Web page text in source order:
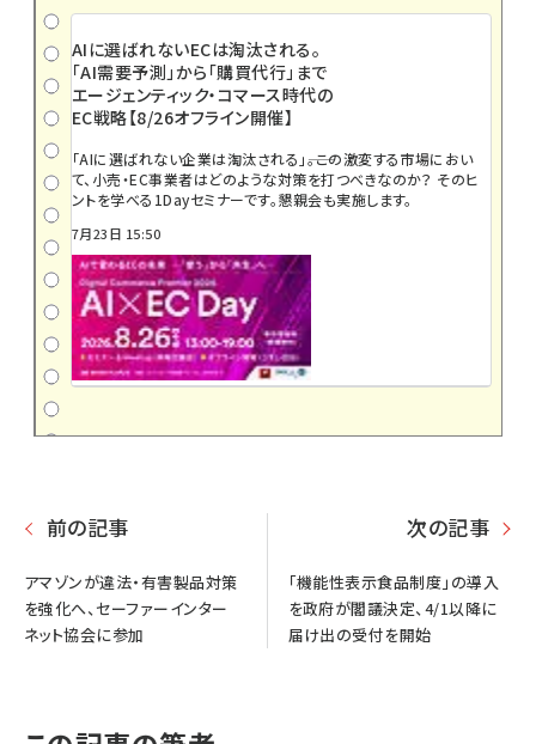
AIに選ばれないECは淘汰される。
「AI需要予測」から「購買代行」まで
エージェンティック・コマース時代の
EC戦略【8/26オフライン開催】
「AIに選ばれない企業は淘汰される」――。この激変する市場におい
て、小売・EC事業者はどのような対策を打つべきなのか？ そのヒ
ントを学べる1Dayセミナーです。懇親会も実施します。
7月23日 15:50
前の記事
アマゾンが違法・有害製品対策
を強化へ、セーファーインター
ネット協会に参加
次の記事
「機能性表示食品制度」の導入
を政府が閣議決定、4/1以降に
届け出の受付を開始